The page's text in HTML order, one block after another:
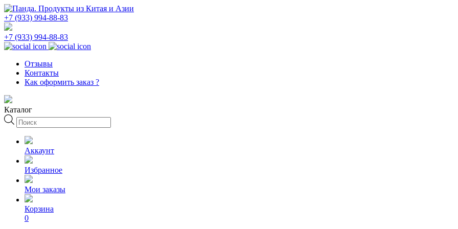
+7 (933) 994-88-83
+7 (933) 994-88-83
Отзывы
Контакты
Как оформить заказ ?
Каталог
Поиск
товаров
Аккаунт
Избранное
Мои заказы
Корзина
0